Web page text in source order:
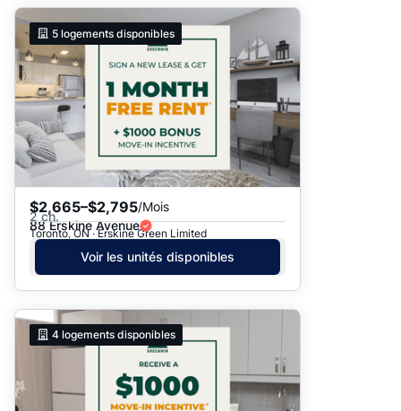
5 logements disponibles
$2,665–$2,795/Mois
2 ch.
88 Erskine Avenue
Toronto, ON · Erskine Green Limited
Voir les unités disponibles
4 logements disponibles